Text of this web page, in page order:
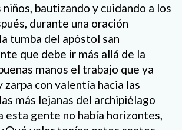
bautizando y cuidando a los
durante una oración
tumba del apóstol san
que debe ir más allá de la
manos el trabajo que ya
zarpa con valentía hacia las
más lejanas del archipiélago
esta gente no había horizontes,